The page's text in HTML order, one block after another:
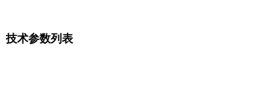
技术参数列表